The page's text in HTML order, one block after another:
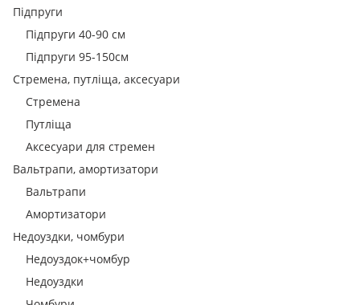
Підпруги
Підпруги 40-90 см
Підпруги 95-150см
Стремена, путліща, аксесуари
Стремена
Путліща
Аксесуари для стремен
Вальтрапи, амортизатори
Вальтрапи
Амортизатори
Недоуздки, чомбури
Недоуздок+чомбур
Недоуздки